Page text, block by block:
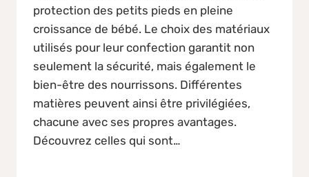
protection des petits pieds en pleine
croissance de bébé. Le choix des matériaux
utilisés pour leur confection garantit non
seulement la sécurité, mais également le
bien-être des nourrissons. Différentes
matières peuvent ainsi être privilégiées,
chacune avec ses propres avantages.
Découvrez celles qui sont…